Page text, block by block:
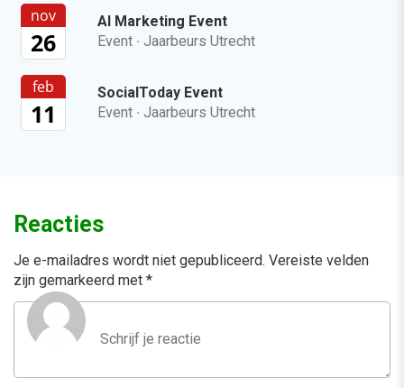
nov
26
AI Marketing Event
Event · Jaarbeurs Utrecht
feb
11
SocialToday Event
Event · Jaarbeurs Utrecht
Reacties
Je e-mailadres wordt niet gepubliceerd. Vereiste velden
zijn gemarkeerd met *